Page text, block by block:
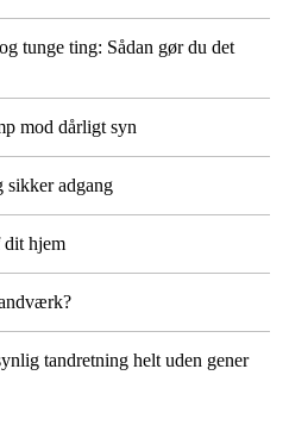
tunge ting: Sådan gør du det
mod dårligt syn
sikker adgang
hjem
tandretning helt uden gener